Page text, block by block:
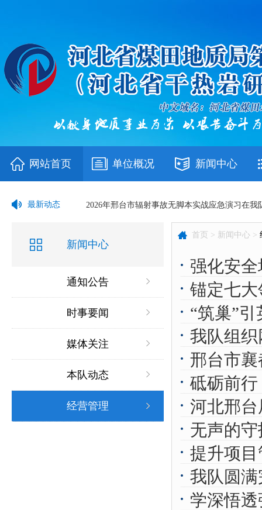
网站首页 单位概况 新闻中心
最新动态
当好“服务员”做实“份内事”——后勤岗位上的坚
2026年邢台市辐射事故无脚本实战应急演习在我
第四钻探分队邀请安全生产科技术骨干 赴云南
新闻中心
通知公告
时事要闻
媒体关注
本队动态
经营管理
首页 > 新闻中心 >
强化安
锚定七
服务以
“筑巢”
作
我队组
邢台市
砥砺前
河北邢
无声的
提升项
本增效的
我队圆
学深悟